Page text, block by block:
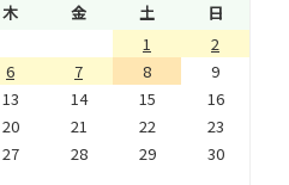
木 金 土
日
1
2
6 7 8
9
13 14 15
16
20 21 22
23
27 28 29
30